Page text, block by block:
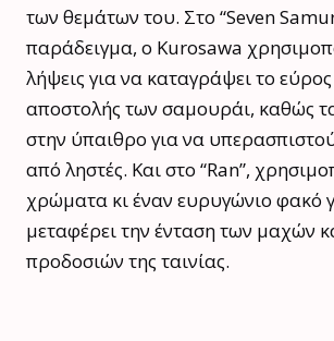
των θεμάτων του. Στο “Seven
παράδειγμα, ο Kurosawa
λήψεις για να καταγράψει το εύρος
αποστολής των σαμουράι, καθώς
στην ύπαιθρο για να
από ληστές. Και στο “Ran”,
χρώματα κι έναν ευρυγώνιο φακό
μεταφέρει την ένταση των μαχών
προδοσιών της ταινίας.